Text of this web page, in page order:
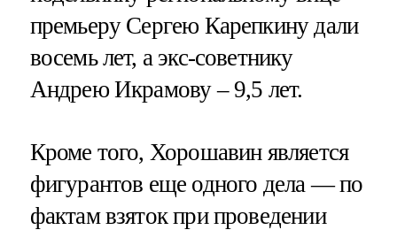
премьеру Сергею Карепкину дали
восемь лет, а экс-советнику
Андрею Икрамову – 9,5 лет.
Кроме того, Хорошавин является
фигурантов еще одного дела — по
фактам взяток при проведении